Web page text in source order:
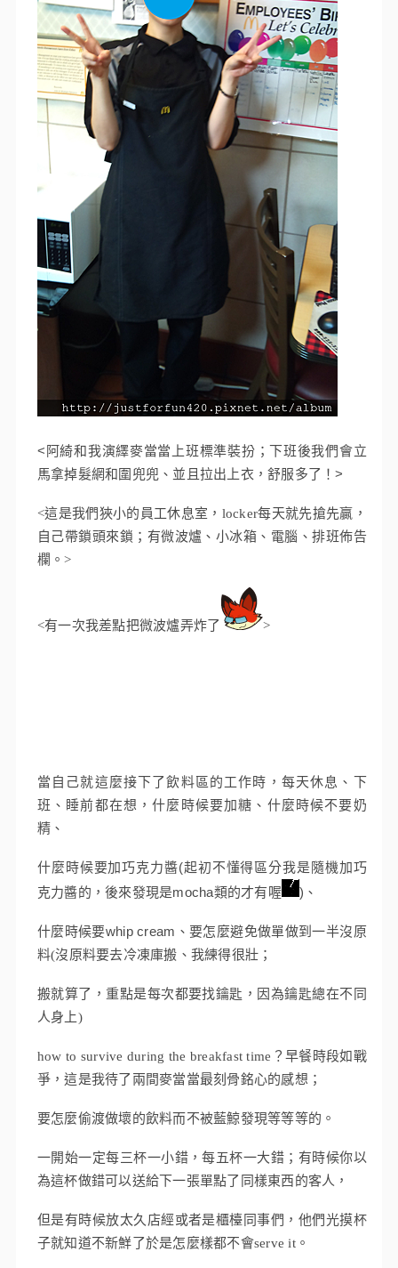
<阿綺和我演繹麥當當上班標準裝扮；下班後我們會立
馬拿掉髮網和圍兜兜、並且拉出上衣，舒服多了！>
<這是我們狹小的員工休息室，locker每天就先搶先贏，
自己帶鎖頭來鎖；有微波爐、小冰箱、電腦、排班佈告
欄。>
<有一次我差點把微波爐弄炸了 >
當自己就這麼接下了飲料區的工作時，每天休息、下
班、睡前都在想，什麼時候要加糖、什麼時候不要奶
精、
什麼時候要加巧克力醬(起初不懂得區分我是隨機加巧
克力醬的，後來發現是mocha類的才有喔
)、
什麼時候要whip cream、 要怎麼避免做單做到一半沒原
料(沒原料要去冷凍庫搬、我練得很壯；
搬就算了，重點是每次都要找鑰匙，因為鑰匙總在不同
人身上)
how to survive during the breakfast time？早餐時段如戰
爭，這是我待了兩間麥當當最刻骨銘心的感想；
要怎麼偷渡做壞的飲料而不被藍鯨發現等等等的。
一開始一定每三杯一小錯，每五杯一大錯；有時候你以
為這杯做錯可以送給下一張單點了同樣東西的客人，
但是有時候放太久店經或者是櫃檯同事們，他們光摸杯
子就知道不新鮮了於是怎麼樣都不會serve it。